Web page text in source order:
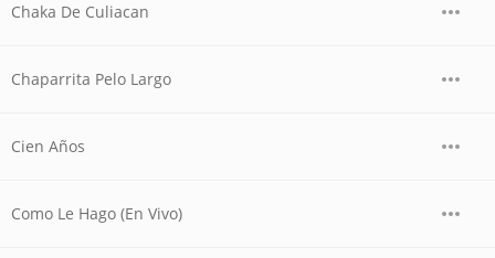
Chaka De Culiacan
Chaparrita Pelo Largo
Cien Años
Como Le Hago (En Vivo)